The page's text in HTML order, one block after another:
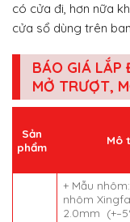
có cửa đi, hơn nữa
cửa sổ dùng trên
BÁO GIÁ LẮP
MỞ TRƯỢT,
Sản
phẩm
Mô
+ Mẫu
nhôm
2.0mm